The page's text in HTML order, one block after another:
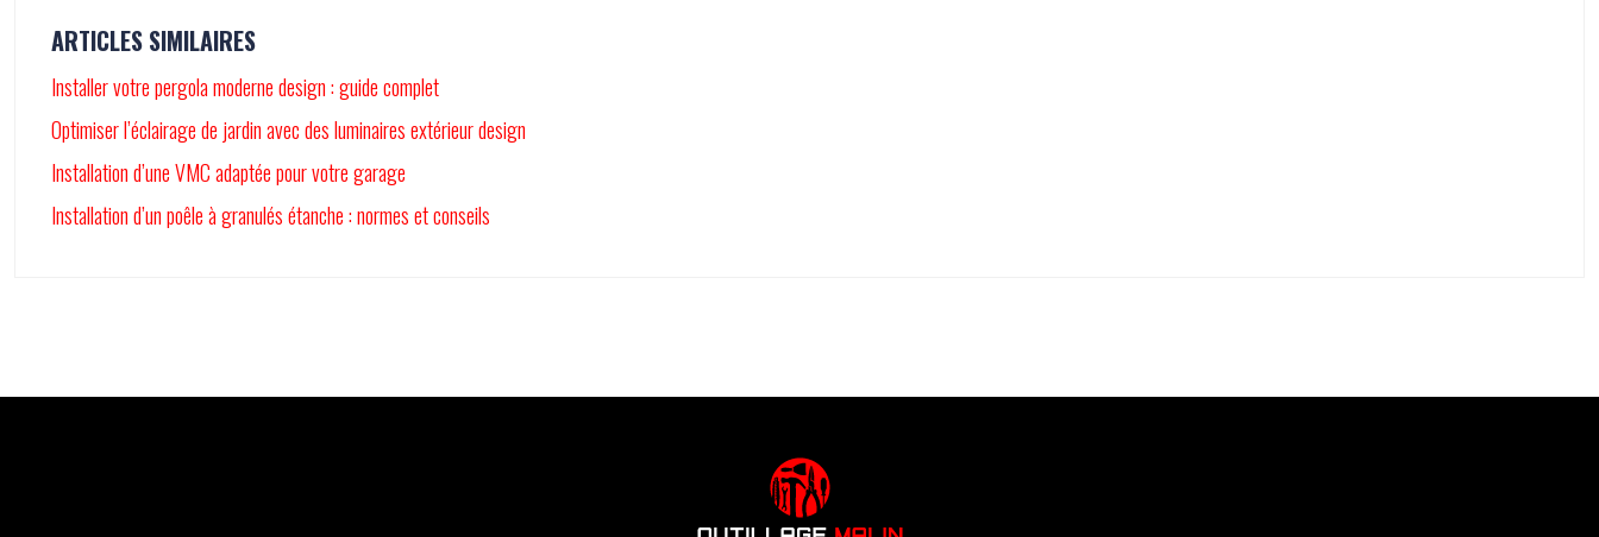
ARTICLES SIMILAIRES
Installer votre pergola moderne design : guide complet
Optimiser l’éclairage de jardin avec des luminaires extérieur design
Installation d’une VMC adaptée pour votre garage
Installation d’un poêle à granulés étanche : normes et conseils